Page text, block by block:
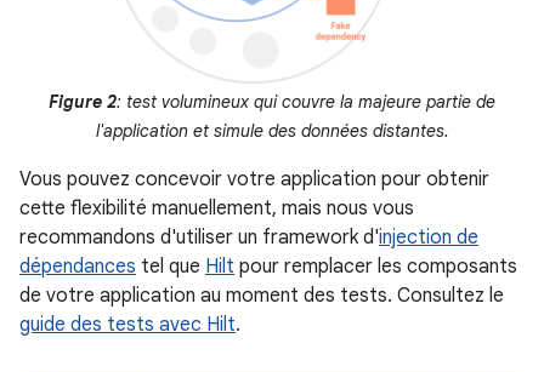
Figure 2: test volumineux qui couvre la majeure partie de
l'application et simule des données distantes.
Vous pouvez concevoir votre application pour obtenir
cette flexibilité manuellement, mais nous vous
recommandons d'utiliser un framework d'injection de
dépendances tel que Hilt pour remplacer les composants
de votre application au moment des tests. Consultez le
guide des tests avec Hilt.